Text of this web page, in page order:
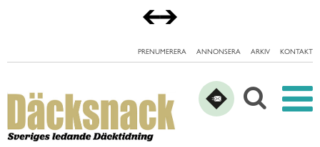
PRENUMERERA ANNONSERA ARKIV KONTAKT